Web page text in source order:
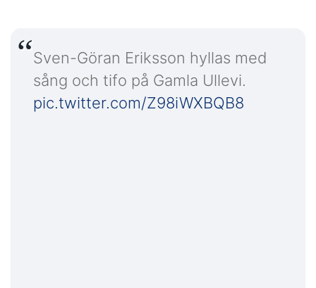
Sven-Göran Eriksson hyllas med
sång och tifo på Gamla Ullevi.
pic.twitter.com/Z98iWXBQB8